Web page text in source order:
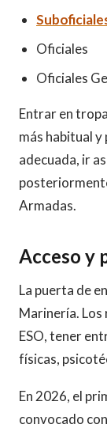
Oficiales
Oficiales
Entrar en
más habitual y
adecuada, ir
Armadas.
Acceso y
La puerta de
Marinería. Los
ESO, tener
físicas,
En 2026, el
convocado